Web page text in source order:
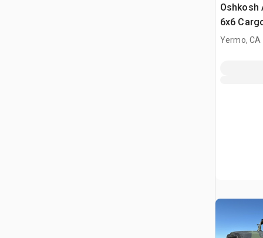
Oshkosh
6x6
Yermo, CA